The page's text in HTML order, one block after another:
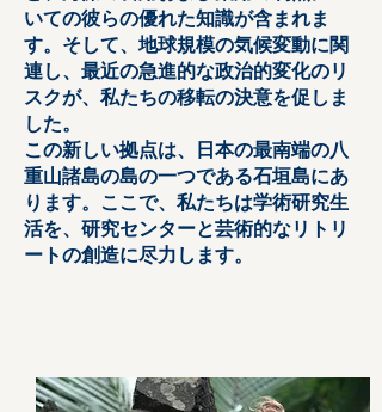
いての彼らの優れた知識が含まれま
す。そして、地球規模の気候変動に関
連し、最近の急進的な政治的変化のリ
スクが、私たちの移転の決意を促しま
した。
この新しい拠点は、日本の最南端の八
重山諸島の島の一つである石垣島にあ
ります。ここで、私たちは学術研究生
活を、研究センターと芸術的なリトリ
ートの創造に尽力します。